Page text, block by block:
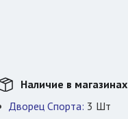
Наличие в магазинах
Дворец Спорта: 3 Шт